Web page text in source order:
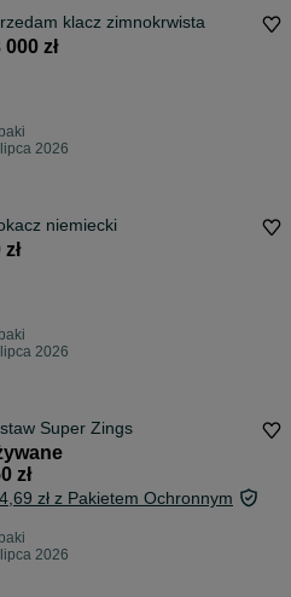
klacz zimnokrwista
000 zł
2026
niemiecki
2026
Super Zings
zł
zł z Pakietem Ochronnym
2026